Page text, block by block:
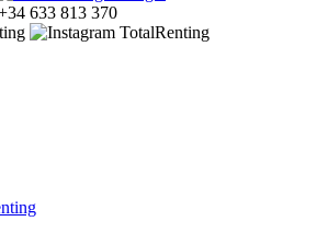
633 813 370